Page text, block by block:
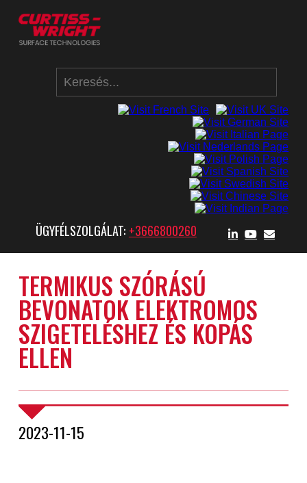
ÜGYFÉLSZOLGÁLAT: +3666800260
TERMIKUS SZÓRÁSÚ
BEVONATOK ELEKTROMOS
SZIGETELÉSHEZ ÉS KOPÁS
ELLEN
2023-11-15